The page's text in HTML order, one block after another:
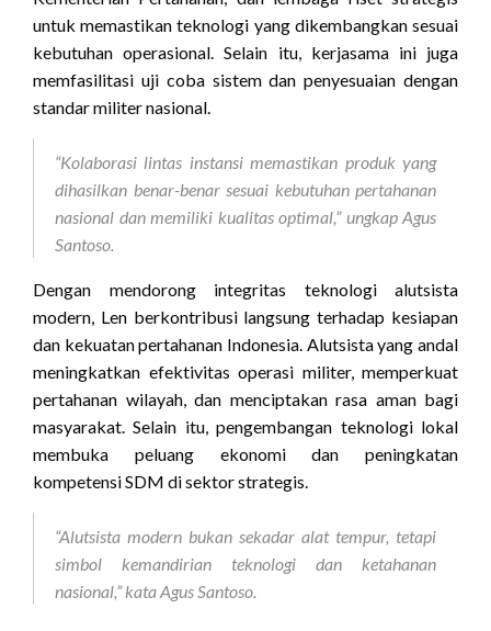
untuk memastikan teknologi yang dikembangkan sesuai
kebutuhan operasional. Selain itu, kerjasama ini juga
memfasilitasi uji coba sistem dan penyesuaian dengan
standar militer nasional.
“Kolaborasi lintas instansi memastikan produk yang
dihasilkan benar-benar sesuai kebutuhan pertahanan
nasional dan memiliki kualitas optimal,” ungkap Agus
Santoso.
Dengan mendorong integritas teknologi alutsista
modern, Len berkontribusi langsung terhadap kesiapan
dan kekuatan pertahanan Indonesia. Alutsista yang andal
meningkatkan efektivitas operasi militer, memperkuat
pertahanan wilayah, dan menciptakan rasa aman bagi
masyarakat. Selain itu, pengembangan teknologi lokal
membuka peluang ekonomi dan peningkatan
kompetensi SDM di sektor strategis.
“Alutsista modern bukan sekadar alat tempur, tetapi
simbol kemandirian teknologi dan ketahanan
nasional,” kata Agus Santoso.